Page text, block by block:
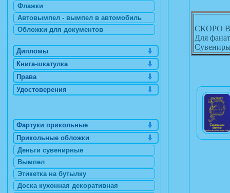
СКОРО
Для
Флажки
Автовымпел - вымпел в автомобиль
Обложки для документов
Дипломы
Книга-шкатулка
Права
Удостоверения
Фартуки прикольные
Прикольные обложки
Деньги сувенирные
Вымпел
Этикетка на бутылку
Доска кухонная декоративная